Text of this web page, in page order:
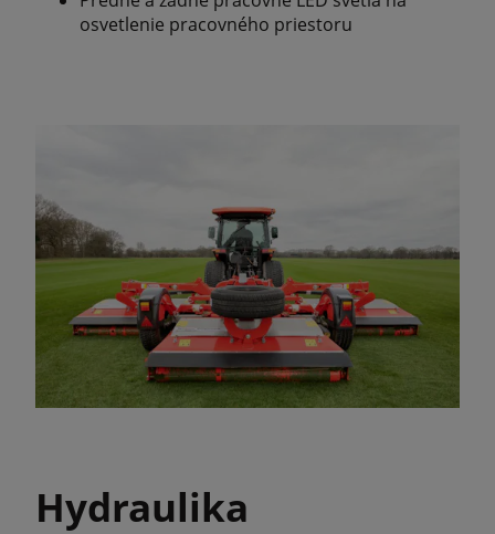
osvetlenie pracovného priestoru
Hydraulika